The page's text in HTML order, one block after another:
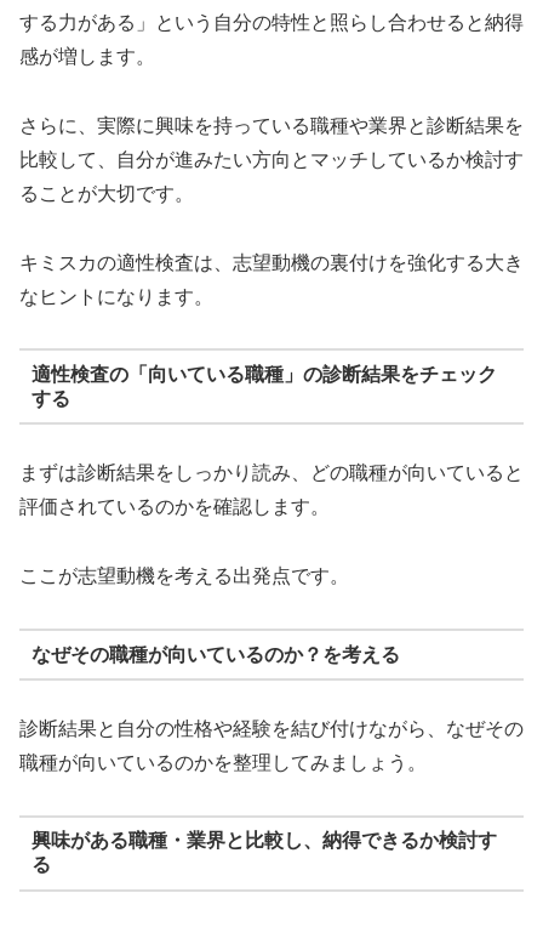
する力がある」という自分の特性と照らし合わせると納得
感が増します。
さらに、実際に興味を持っている職種や業界と診断結果を
比較して、自分が進みたい方向とマッチしているか検討す
ることが大切です。
キミスカの適性検査は、志望動機の裏付けを強化する大き
なヒントになります。
適性検査の「向いている職種」の診断結果をチェック
する
まずは診断結果をしっかり読み、どの職種が向いていると
評価されているのかを確認します。
ここが志望動機を考える出発点です。
なぜその職種が向いているのか？を考える
診断結果と自分の性格や経験を結び付けながら、なぜその
職種が向いているのかを整理してみましょう。
興味がある職種・業界と比較し、納得できるか検討す
る